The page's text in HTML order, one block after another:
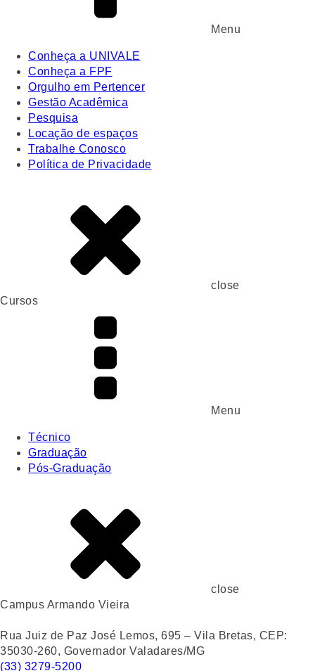
Menu
Conheça a UNIVALE
Conheça a FPF
Orgulho em Pertencer
Gestão Acadêmica
Pesquisa
Locação de espaços
Trabalhe Conosco
Política de Privacidade
close
Cursos
Menu
Técnico
Graduação
Pós-Graduação
close
Campus Armando Vieira
Rua Juiz de Paz José Lemos, 695 – Vila Bretas, CEP:
35030-260, Governador Valadares/MG
(33) 3279-5200